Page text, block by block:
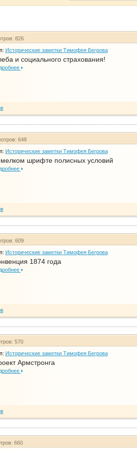
826
Исторические заметки Тимофея Бегрова
и социального страхования!
648
Исторические заметки Тимофея Бегрова
шрифте полисных условий
609
Исторические заметки Тимофея Бегрова
1874 года
570
Исторические заметки Тимофея Бегрова
Армстронга
660